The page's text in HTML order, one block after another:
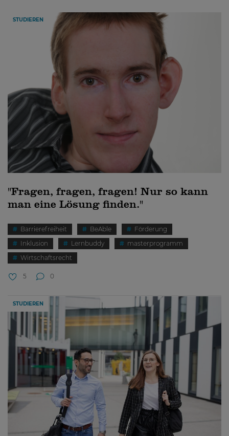
STUDIEREN
"Fragen, fragen, fragen! Nur so kann
man eine Lösung finden."
Barrierefreiheit BeAble
Förderung
Inklusion
Lernbuddy
masterprogramm
Wirtschaftsrecht
5 0
STUDIEREN